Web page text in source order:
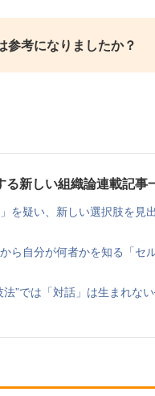
参考になりましたか？
る新しい組織論連載記事
」を疑い、新しい選択肢を
ら自分が何者かを知る「セ
法”では「対話」は生まれ